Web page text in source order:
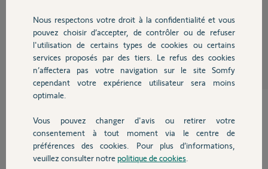
Chauffage
Autres produits
Devis avec un pro
Contact
Christophe A.
il y a plus de 8 ans
Participer au fil de discussion
La correction semble avoir corrigé le problème.
Après une nouvelle installation, ma Security Cam est fonctionnelle !
Merci
Nous respectons votre droit à la confidentialité et vous
pouvez choisir d’accepter, de contrôler ou de refuser
l'utilisation de certains types de cookies ou certains
services proposés par des tiers. Le refus des cookies
n’affectera pas votre navigation sur le site Somfy
cependant votre expérience utilisateur sera moins
optimale.
Vous pouvez changer d'avis ou retirer votre
consentement à tout moment via le centre de
préférences des cookies. Pour plus d’informations,
veuillez consulter notre politique de cookies